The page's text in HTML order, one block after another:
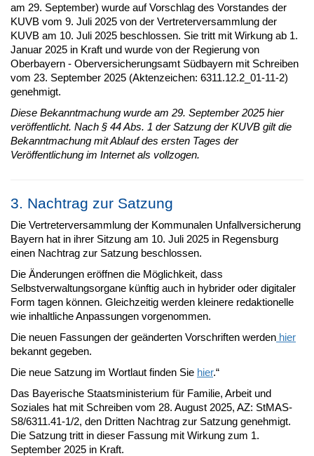
am 29. September) wurde auf Vorschlag des Vorstandes der
KUVB vom 9. Juli 2025 von der Vertreterversammlung der
KUVB am 10. Juli 2025 beschlossen. Sie tritt mit Wirkung ab 1.
Januar 2025 in Kraft und wurde von der Regierung von
Oberbayern - Oberversicherungsamt Südbayern mit Schreiben
vom 23. September 2025 (Aktenzeichen: 6311.12.2_01-11-2)
genehmigt.
Diese Bekanntmachung wurde am 29. September 2025 hier
veröffentlicht. Nach § 44 Abs. 1 der Satzung der KUVB gilt die
Bekanntmachung mit Ablauf des ersten Tages der
Veröffentlichung im Internet als vollzogen.
3. Nachtrag zur Satzung
Die Vertreterversammlung der Kommunalen Unfallversicherung
Bayern hat in ihrer Sitzung am 10. Juli 2025 in Regensburg
einen Nachtrag zur Satzung beschlossen.
Die Änderungen eröffnen die Möglichkeit, dass
Selbstverwaltungsorgane künftig auch in hybrider oder digitaler
Form tagen können. Gleichzeitig werden kleinere redaktionelle
wie inhaltliche Anpassungen vorgenommen.
Die neuen Fassungen der geänderten Vorschriften werden hier
bekannt gegeben.
Die neue Satzung im Wortlaut finden Sie hier.“
Das Bayerische Staatsministerium für Familie, Arbeit und
Soziales hat mit Schreiben vom 28. August 2025, AZ: StMAS-
S8/6311.41-1/2, den Dritten Nachtrag zur Satzung genehmigt.
Die Satzung tritt in dieser Fassung mit Wirkung zum 1.
September 2025 in Kraft.